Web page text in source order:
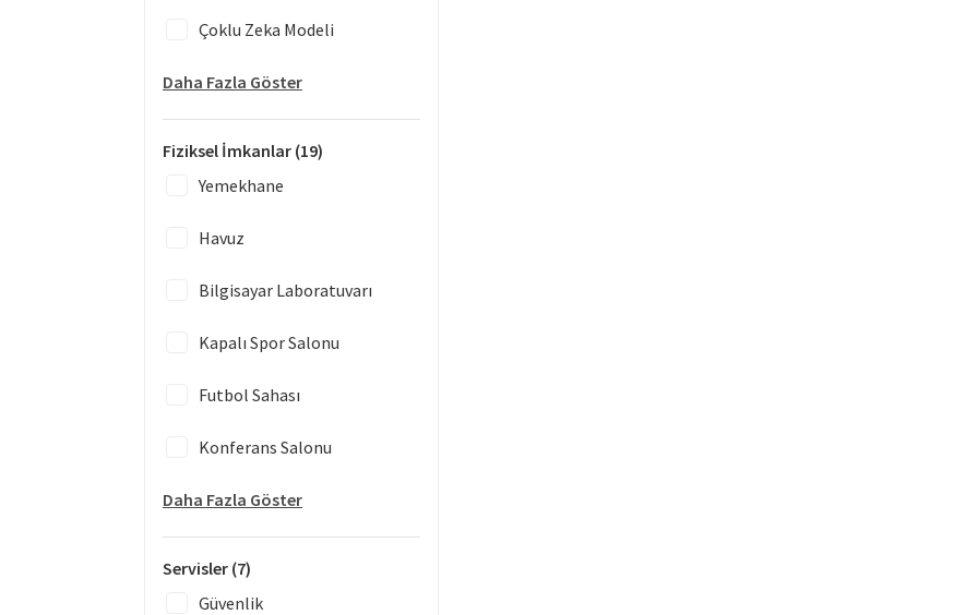
Çoklu Zeka Modeli
Daha Fazla Göster
Fiziksel İmkanlar (19)
Yemekhane
Havuz
Bilgisayar Laboratuvarı
Kapalı Spor Salonu
Futbol Sahası
Konferans Salonu
Daha Fazla Göster
Servisler (7)
Güvenlik